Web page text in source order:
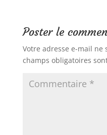
Poster le
Votre adresse e-mail ne
champs obligatoires